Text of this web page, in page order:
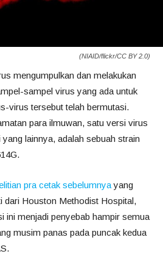
(NIAID/flickr/CC BY 2.0)
mengumpulkan dan melakukan
sampel virus yang ada untuk
virus tersebut telah bermutasi.
para ilmuwan, satu versi virus
lainnya, adalah sebuah strain
pra cetak sebelumnyayang
dari Houston Methodist Hospital,
ini menjadi penyebab hampir semua
musim panas pada puncak kedua